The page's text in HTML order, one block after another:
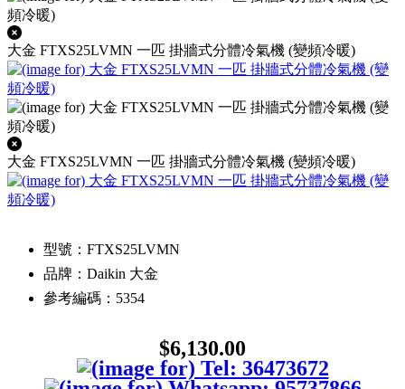
大金 FTXS25LVMN 一匹 掛牆式分體冷氣機 (變頻冷暖)
大金 FTXS25LVMN 一匹 掛牆式分體冷氣機 (變頻冷暖)
型號：FTXS25LVMN
品牌：Daikin 大金
參考編碼：5354
$6,130.00